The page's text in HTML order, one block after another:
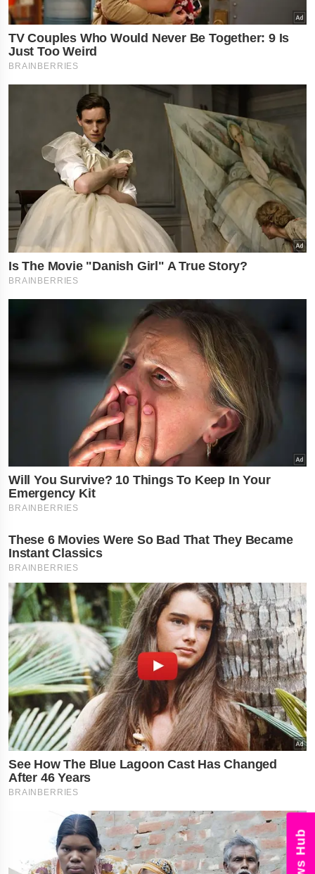
નોકરી-ધંધામાં પ્રગતિ... આ
રાશિના લોકોને ફળશે આજનો
દિવસ , જાણો તમારું રાશિફળ?